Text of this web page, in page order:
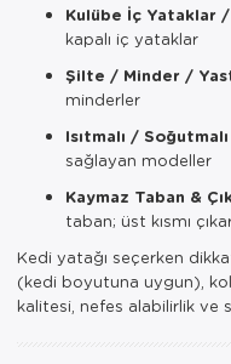
Kulübe İç Yataklar
kapalı iç yataklar
Şilte / Minder /
minderler
Isıtmalı /
sağlayan modeller
Kaymaz Taban &
taban; üst kısmı
Kedi yatağı seçerken
(kedi boyutuna uygun),
kalitesi, nefes alabilirlik ve